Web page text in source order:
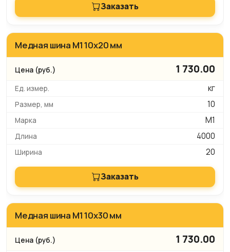
Заказать
Медная шина М1 10х20 мм
1 730.00
кг
10
М1
4000
20
Заказать
Медная шина М1 10х30 мм
1 730.00